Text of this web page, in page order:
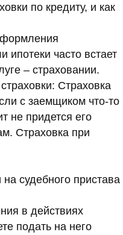
по кредиту, и как
ипотеки часто встает
– страховании.
Страховка
с заемщиком что-то
не придется его
Страховка при
судебного пристава
в действиях
подать на него